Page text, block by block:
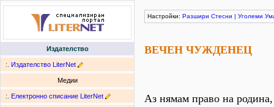
Издателство
:. Издателство LiterNet
Медии
:. Електронно списание LiterNet
Настройки: Разшири Стесни | Уголеми
ВЕЧЕН ЧУЖДЕНЕЦ
Аз нямам право на родина,